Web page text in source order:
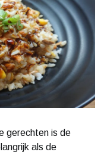
gerechten is de
als de